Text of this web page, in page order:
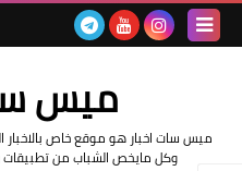
ميس
ميس سات اخبار هو موقع خاص بالاخبار
وكل مايخص الشباب من تطبيقات